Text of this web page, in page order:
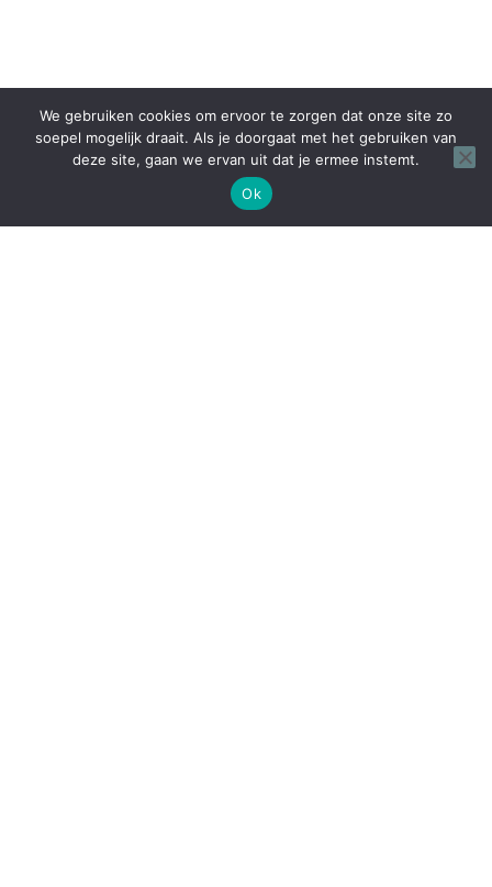
We gebruiken cookies om ervoor te zorgen dat onze site zo
soepel mogelijk draait. Als je doorgaat met het gebruiken van
deze site, gaan we ervan uit dat je ermee instemt.
Ok